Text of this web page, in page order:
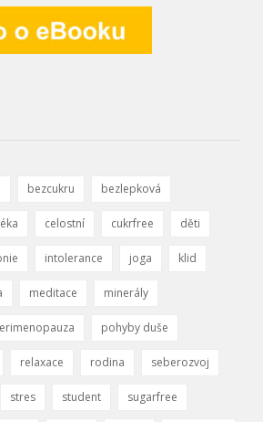
bezcukru bezlepková
celostní cukrfree děti
intolerance joga klid
meditace minerály
pohyby duše
relaxace rodina seberozvoj
stres student sugarfree